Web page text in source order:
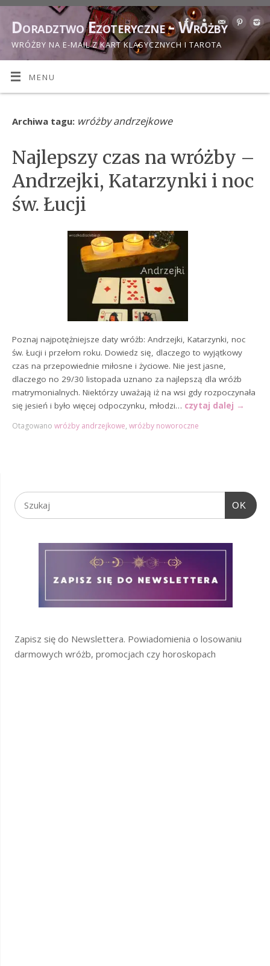
Doradztwo Ezoteryczne - Wróżby
WRÓŻBY NA E-MAIL Z KART KLASYCZNYCH I TAROTA
MENU
Archiwa tagu: wróżby andrzejkowe
Najlepszy czas na wróżby –
Andrzejki, Katarzynki i noc
św. Łucji
Poznaj najpotężniejsze daty wróżb: Andrzejki, Katarzynki, noc
św. Łucji i przełom roku. Dowiedz się, dlaczego to wyjątkowy
czas na przepowiednie miłosne i życiowe. Nie jest jasne,
dlaczego no 29/30 listopada uznano za najlepszą dla wróżb
matrymonialnych. Niektórzy uważają iż na wsi gdy rozpoczynała
się jesień i było więcej odpoczynku, młodzi… czytaj dalej →
Otagowanowróżby andrzejkowe,wróżby noworoczne
OK
Zapisz się do Newslettera. Powiadomienia o losowaniu
darmowych wróżb, promocjach czy horoskopach